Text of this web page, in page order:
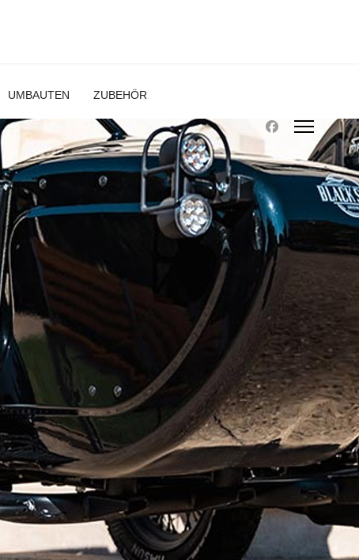
UMBAUTEN ZUBEHÖR